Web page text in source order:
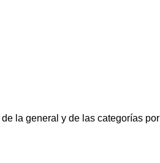
la general y de las categorías por